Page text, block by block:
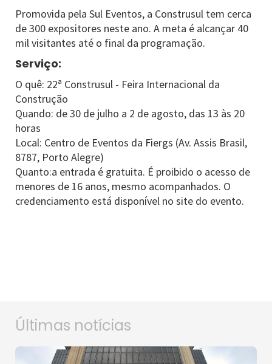
Promovida pela Sul Eventos, a Construsul tem cerca
de 300 expositores neste ano. A meta é alcançar 40
mil visitantes até o final da programação.
Serviço:
O quê: 22ª Construsul - Feira Internacional da
Construção
Quando: de 30 de julho a 2 de agosto, das 13 às 20
horas
Local: Centro de Eventos da Fiergs (Av. Assis Brasil,
8787, Porto Alegre)
Quanto:a entrada é gratuita. É proibido o acesso de
menores de 16 anos, mesmo acompanhados. O
credenciamento está disponível no site do evento.
Últimas notícias